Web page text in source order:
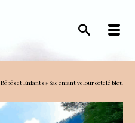
Bébés et Enfants» Sac enfant velour côtelé bleu